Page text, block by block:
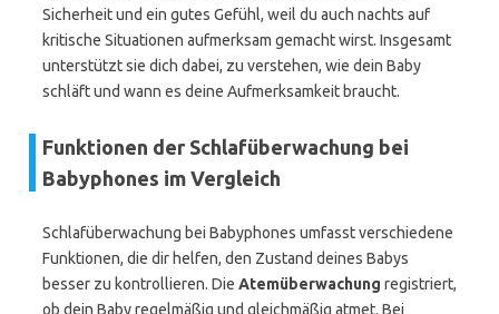
Sicherheit und ein gutes Gefühl, weil du auch nachts auf
kritische Situationen aufmerksam gemacht wirst. Insgesamt
unterstützt sie dich dabei, zu verstehen, wie dein Baby
schläft und wann es deine Aufmerksamkeit braucht.
Funktionen der Schlafüberwachung bei
Babyphones im Vergleich
Schlafüberwachung bei Babyphones umfasst verschiedene
Funktionen, die dir helfen, den Zustand deines Babys
besser zu kontrollieren. Die Atemüberwachung registriert,
ob dein Baby regelmäßig und gleichmäßig atmet. Bei